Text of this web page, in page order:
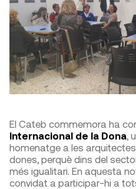
El Cateb commemora ha
Internacional de la Dona,
homenatge a les
dones, perquè dins del
més igualitari. En aquesta
convidat a participar-hi a